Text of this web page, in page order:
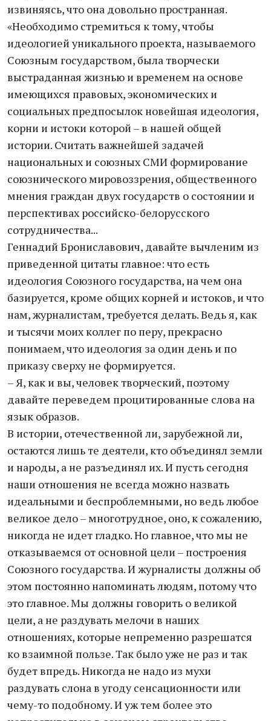
извиняясь, что она довольно пространная.
«Необходимо стремиться к тому, чтобы
идеологией уникального проекта, называемого
Союзным государством, была творчески
выстраданная жизнью и временем на основе
имеющихся правовых, экономических и
социальных предпосылок новейшая идеология,
корни и истоки которой – в нашей общей
истории. Считать важнейшей задачей
национальных и союзных СМИ формирование
союзнического мировоззрения, общественного
мнения граждан двух государств о состоянии и
перспективах российско-белорусского
сотрудничества...
Геннадий Брониславович, давайте вычленим из
приведенной цитаты главное: что есть
идеология Союзного государства, на чем она
базируется, кроме общих корней и истоков, и что
нам, журналистам, требуется делать. Ведь я, как
и тысячи моих коллег по перу, прекрасно
понимаем, что идеология за один день и по
приказу сверху не формируется.
– Я, как и вы, человек творческий, поэтому
давайте переведем процитированные слова на
язык образов.
В истории, отечественной ли, зарубежной ли,
остаются лишь те деятели, кто объединял земли
и народы, а не разъединял их. И пусть сегодня
наши отношения не всегда можно назвать
идеальными и беспроблемными, но ведь любое
великое дело – многотрудное, оно, к сожалению,
никогда не идет гладко. Но главное, что мы не
отказываемся от основной цели – построения
Союзного государства. И журналисты должны об
этом постоянно напоминать людям, потому что
это главное. Мы должны говорить о великой
цели, а не раздувать мелочи в наших
отношениях, которые непременно разрешатся
ко взаимной пользе. Так было уже не раз и так
будет впредь. Никогда не надо из мухи
раздувать слона в угоду сенсационности или
чему-то подобному. И уж тем более это